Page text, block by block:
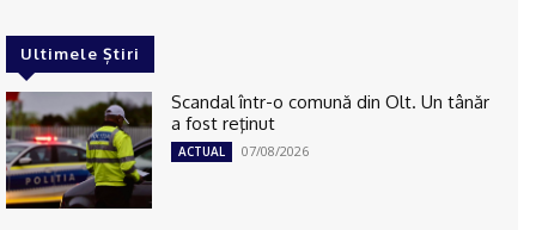
Ultimele Știri
Scandal într-o comună din Olt. Un tânăr
a fost reţinut
ACTUAL 07/08/2026